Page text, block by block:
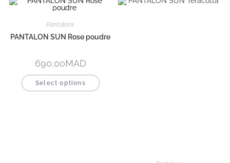
Pantalons
PANTALON SUN Rose poudre
690,00MAD
Select options